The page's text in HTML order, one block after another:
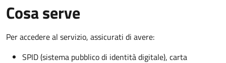
Cosa serve
Per accedere al servizio, assicurati di avere:
SPID (sistema pubblico di identità digitale), carta